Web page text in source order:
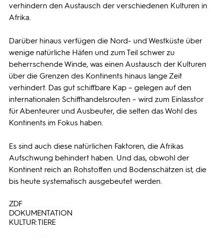
verhindern den Austausch der verschiedenen Kulturen in
Afrika.
Darüber hinaus verfügen die Nord- und Westküste über
wenige natürliche Häfen und zum Teil schwer zu
beherrschende Winde, was einen Austausch der Kulturen
über die Grenzen des Kontinents hinaus lange Zeit
verhindert. Das gut schiffbare Kap – gelegen auf den
internationalen Schiffhandelsrouten – wird zum Einlasstor
für Abenteurer und Ausbeuter, die selten das Wohl des
Kontinents im Fokus haben.
Es sind auch diese natürlichen Faktoren, die Afrikas
Aufschwung behindert haben. Und das, obwohl der
Kontinent reich an Rohstoffen und Bodenschätzen ist, die
bis heute systematisch ausgebeutet werden.
ZDF
DOKUMENTATION
KULTUR: TIERE